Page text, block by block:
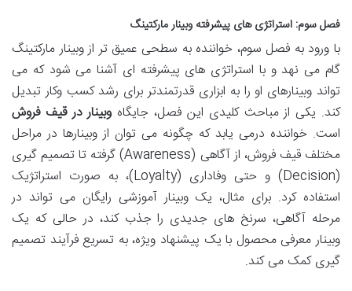
فصل سوم: استراتژی های پیشرفته وبینار مارکتینگ
با ورود به فصل سوم، خواننده به سطحی عمیق تر از وبینار مارکتینگ
گام می نهد و با استراتژی های پیشرفته ای آشنا می شود که می
تواند وبینارهای او را به ابزاری قدرتمندتر برای رشد کسب وکار تبدیل
کند. یکی از مباحث کلیدی این فصل، جایگاهوبینار در قیف فروش
است. خواننده درمی یابد که چگونه می توان از وبینارها در مراحل
مختلف قیف فروش، از آگاهی (Awareness) گرفته تا تصمیم گیری
(Decision) و حتی وفاداری (Loyalty)، به صورت استراتژیک
استفاده کرد. برای مثال، یک وبینار آموزشی رایگان می تواند در
مرحله آگاهی، سرنخ های جدیدی را جذب کند، در حالی که یک
وبینار معرفی محصول با یک پیشنهاد ویژه، به تسریع فرآیند تصمیم
گیری کمک می کند.